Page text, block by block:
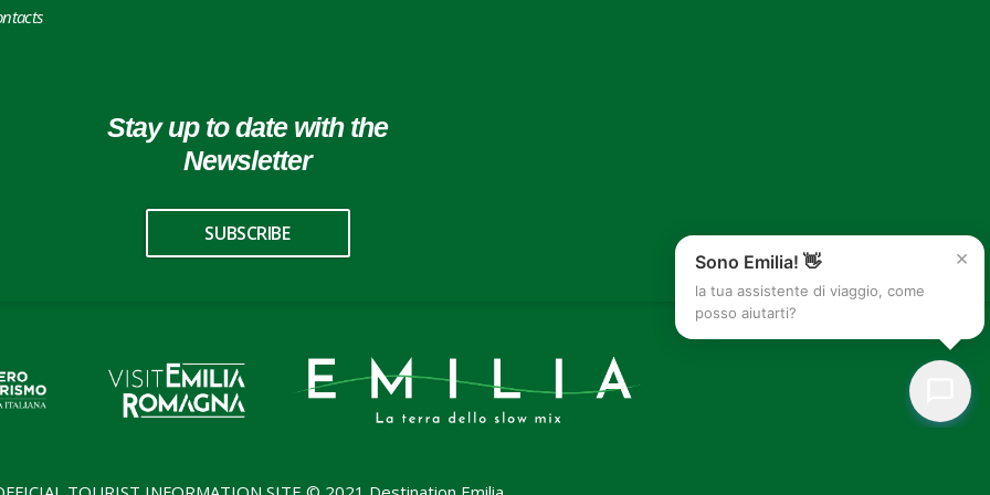
Stay up to date with the
Newsletter
SUBSCRIBE
×
Sono Emilia! 👋
la tua assistente di viaggio, come
posso aiutarti?